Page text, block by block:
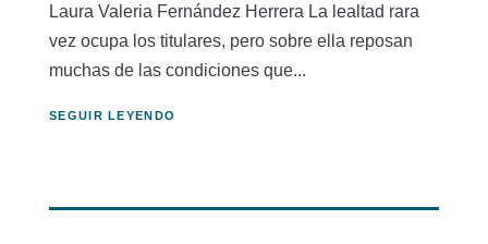
Laura Valeria Fernández Herrera La lealtad rara
vez ocupa los titulares, pero sobre ella reposan
muchas de las condiciones que...
SEGUIR LEYENDO